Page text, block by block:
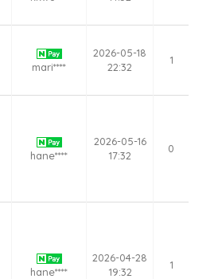
mari****
2026-05-18
22:32
1
hane****
2026-05-16
17:32
0
hane****
2026-04-28
19:32
1